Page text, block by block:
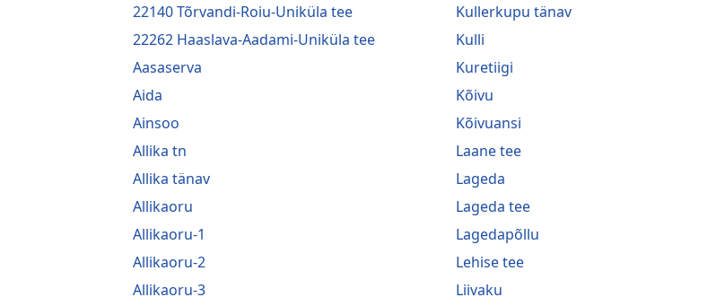
22140 Tõrvandi-Roiu-Uniküla tee
22262 Haaslava-Aadami-Uniküla tee
Aasaserva
Aida
Ainsoo
Allika tn
Allika tänav
Allikaoru
Allikaoru-1
Allikaoru-2
Allikaoru-3
Kullerkupu tänav
Kulli
Kuretiigi
Kõivu
Kõivuansi
Laane tee
Lageda
Lageda tee
Lagedapõllu
Lehise tee
Liivaku